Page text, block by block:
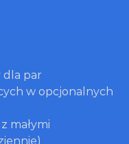
dla par
w opcjonalnych
małymi